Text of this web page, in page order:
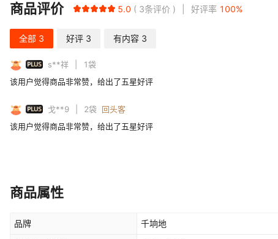
商品评价 5.0 3条评价 好评率 100%
全部 3 好评 3 有内容 3
PLUS s**祥 1袋
该用户觉得商品非常赞，给出了五星好评
PLUS 戈**9 2袋 回头客
该用户觉得商品非常赞，给出了五星好评
商品属性
品牌 千垧地